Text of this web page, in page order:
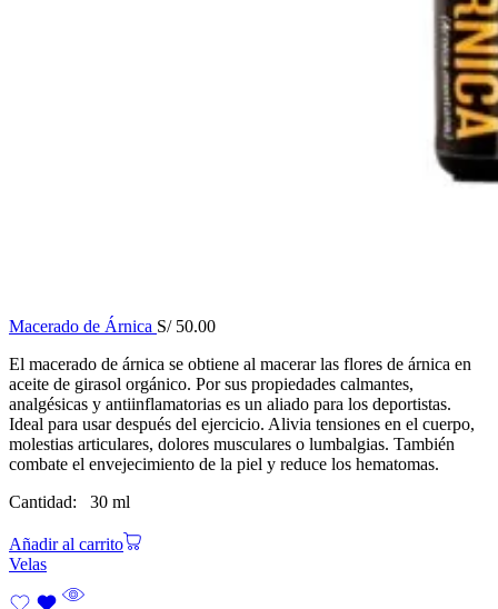
Macerado de Árnica S/50.00
El macerado de árnica se obtiene al macerar las flores de árnica en
aceite de girasol orgánico. Por sus propiedades calmantes,
analgésicas y antiinflamatorias es un aliado para los deportistas.
Ideal para usar después del ejercicio. Alivia tensiones en el cuerpo,
molestias articulares, dolores musculares o lumbalgias. También
combate el envejecimiento de la piel y reduce los hematomas.
Cantidad: 30 ml
Añadir al carrito
Velas